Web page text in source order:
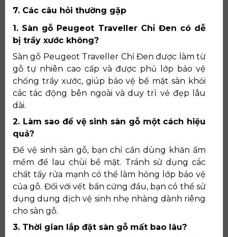
7. Các câu hỏi thường gặp
1. Sàn gỗ Peugeot Traveller Chỉ Đen có dễ
bị trầy xước không?
Sàn gỗ Peugeot Traveller Chỉ Đen được làm từ
gỗ tự nhiên cao cấp và được phủ lớp bảo vệ
chống trầy xước, giúp bảo vệ bề mặt sàn khỏi
các tác động bên ngoài và duy trì vẻ đẹp lâu
dài.
2. Làm sao để vệ sinh sàn gỗ một cách hiệu
quả?
Để vệ sinh sàn gỗ, bạn chỉ cần dùng khăn ẩm
mềm để lau chùi bề mặt. Tránh sử dụng các
chất tẩy rửa mạnh có thể làm hỏng lớp bảo vệ
của gỗ. Đối với vết bẩn cứng đầu, bạn có thể sử
dụng dung dịch vệ sinh nhẹ nhàng dành riêng
cho sàn gỗ.
3. Thời gian lắp đặt sàn gỗ mất bao lâu?